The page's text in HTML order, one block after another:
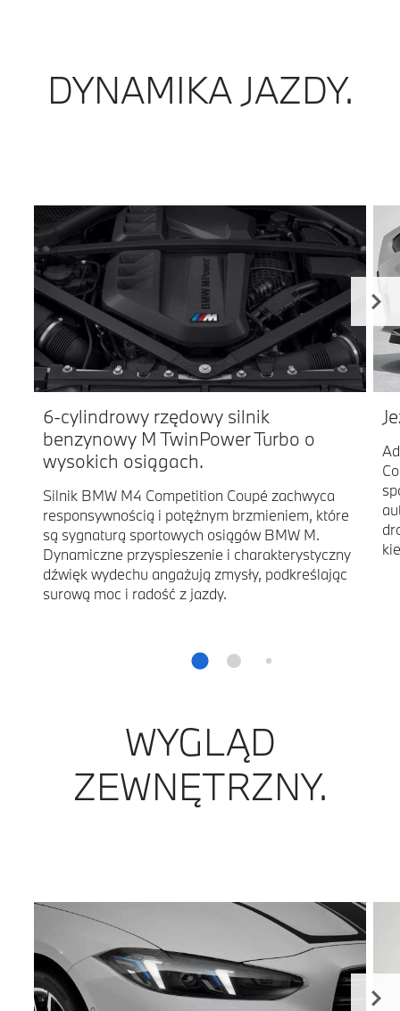
DYNAMIKA JAZDY.
6-cylindrowy rzędowy silnik
benzynowy M TwinPower Turbo o
wysokich osiągach.
Silnik BMW M4 Competition Coupé zachwyca
responsywnością i potężnym brzmieniem, które
są sygnaturą sportowych osiągów BMW M.
Dynamiczne przyspieszenie i charakterystyczny
dźwięk wydechu angażują zmysły, podkreślając
surową moc i radość z jazdy.
WYGLĄD
ZEWNĘTRZNY.